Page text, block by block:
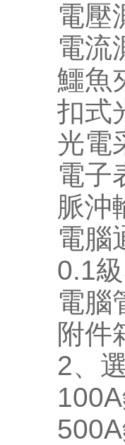
電壓
電流
鱷魚
扣式
光電
電子
脈沖
電腦
0.1級
電腦
附件
2、
100A
500A